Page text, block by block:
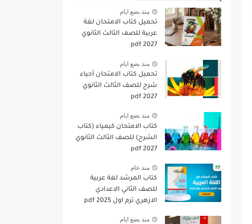
منذ بضع ايام
تحميل كتاب الامتحان لغة
عربية للصف الثالث الثانوي
2027 pdf
منذ بضع ايام
تحميل كتاب الامتحان أحياء
شرح للصف الثالث الثانوي
2027 pdf
منذ بضع ايام
كتاب الامتحان كيمياء (كتاب
الشرح) للصف الثالث الثانوي
pdf 2027
منذ عام
كتاب المرشد لغة عربية
للصف الثاني الاعدادي
الازهري ترم اول 2025 pdf
منذ بضع ايام